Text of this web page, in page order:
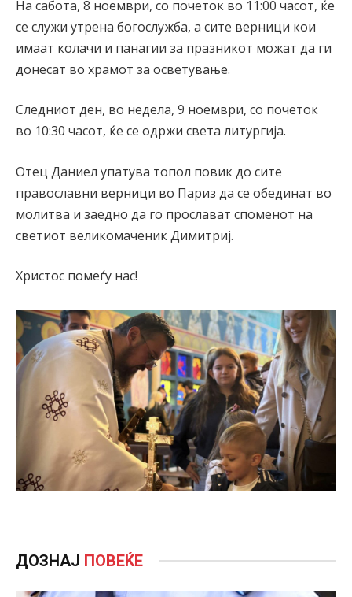
На сабота, 8 ноември, со почеток во 11:00 часот, ќе
се служи утрена богослужба, а сите верници кои
имаат колачи и панагии за празникот можат да ги
донесат во храмот за осветување.
Следниот ден, во недела, 9 ноември, со почеток
во 10:30 часот, ќе се одржи света литургија.
Отец Даниел упатува топол повик до сите
православни верници во Париз да се обединат во
молитва и заедно да го прослават споменот на
светиот великомаченик Димитриј.
Христос помеѓу нас!
ДОЗНАЈ ПОВЕЌЕ